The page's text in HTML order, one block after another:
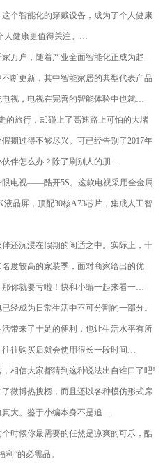
个智能化的穿戴设备，成为了个人健康
人健康更值得关注。…
户，随着产业全面智能化正成为趋
断更新，其中智能家居的典型代表产品
视，电视在完善的智能体验中也就…
旅行，却碰上了高速路上可怕的大堵
期过得不够尽兴。可已经告别了2017年
伴怎么办？除了刷别人的朋…
电视——酷开5S。这款电视采用全金属
晶屏，顶配30核A73芯片，集成人工智
沉浸在假期的闲适之中。实际上，十
度较高的家装季，面对商家给出的优
你就要亏啦！快和小编一起来看一…
成为日常生活中不可分割的一部分。
带来了十足的便利，也让生活水平有所
往购买后就会使用很长一段时间…
相信大家都猜到这种说法出自谁口了吧!
微博热搜榜，而且还以各种模仿形式席
大。鉴于小编本身不是追…
候你最需要的任然是凉爽的可乐，酷
”的必需品。